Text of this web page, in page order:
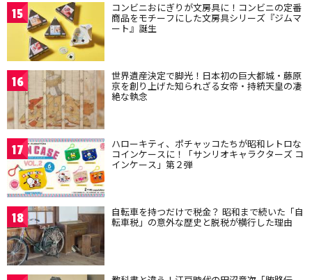
15 コンビニおにぎりが文房具に！コンビニの定番
商品をモチーフにした文房具シリーズ『ジムマ
ート』誕生
16 世界遺産決定で脚光！日本初の巨大都城・藤原
京を創り上げた知られざる女帝・持統天皇の凄
絶な執念
17 ハローキティ、ポチャッコたちが昭和レトロな
コインケースに！「サンリオキャラクターズ コ
インケース」第２弾
18 自転車を持つだけで税金？ 昭和まで続いた「自
転車税」の意外な歴史と脱税が横行した理由